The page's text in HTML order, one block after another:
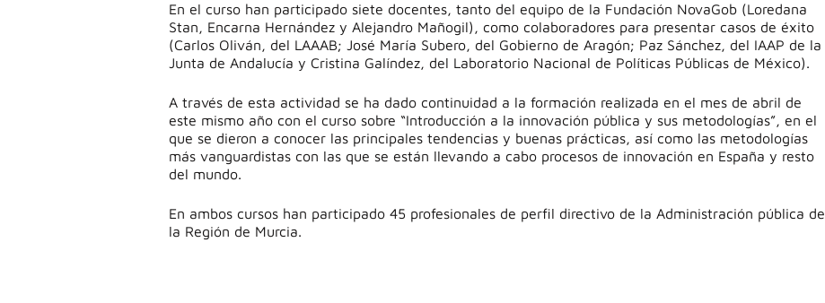
En el curso han participado siete docentes, tanto del equipo de la Fundación NovaGob (Loredana
Stan, Encarna Hernández y Alejandro Mañogil), como colaboradores para presentar casos de éxito
(Carlos Oliván, del LAAAB; José María Subero, del Gobierno de Aragón; Paz Sánchez, del IAAP de la
Junta de Andalucía y Cristina Galíndez, del Laboratorio Nacional de Políticas Públicas de México).
A través de esta actividad se ha dado continuidad a la formación realizada en el mes de abril de
este mismo año con el curso sobre “Introducción a la innovación pública y sus metodologías”, en el
que se dieron a conocer las principales tendencias y buenas prácticas, así como las metodologías
más vanguardistas con las que se están llevando a cabo procesos de innovación en España y resto
del mundo.
En ambos cursos han participado 45 profesionales de perfil directivo de la Administración pública de
la Región de Murcia.